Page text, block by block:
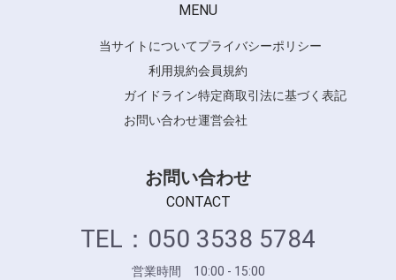
MENU
当サイトについてプライバシーポリシー
利用規約会員規約
ガイドライン特定商取引法に基づく表記
お問い合わせ運営会社
お問い合わせ
CONTACT
TEL：050 3538 5784
営業時間 10:00 - 15:00